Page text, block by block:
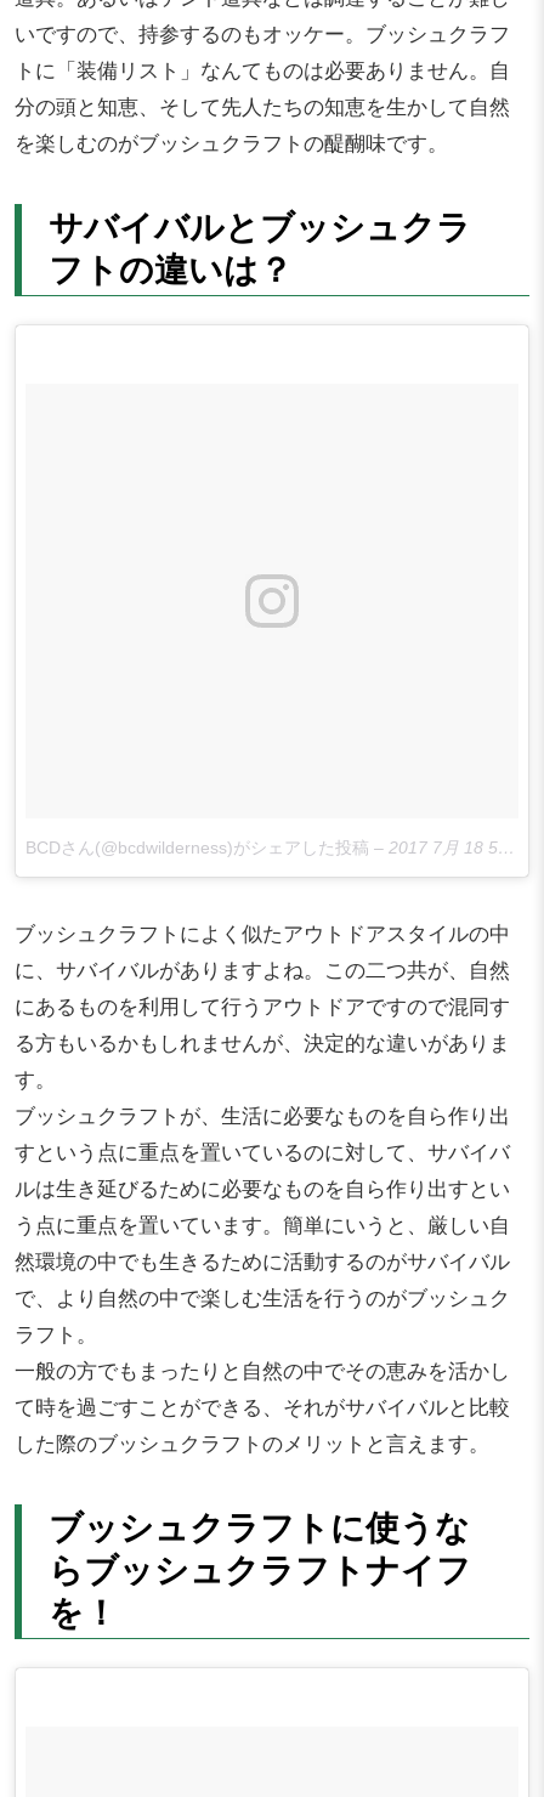
いですので、持参するのもオッケー。ブッシュクラフ
トに「装備リスト」なんてものは必要ありません。自
分の頭と知恵、そして先人たちの知恵を生かして自然
を楽しむのがブッシュクラフトの醍醐味です。
サバイバルとブッシュクラ
フトの違いは？
BCDさん(@bcdwilderness)がシェアした投稿 – 2017 7月 18 5:51午前 PDT
ブッシュクラフトによく似たアウトドアスタイルの中
に、サバイバルがありますよね。この二つ共が、自然
にあるものを利用して行うアウトドアですので混同す
る方もいるかもしれませんが、決定的な違いがありま
す。
ブッシュクラフトが、生活に必要なものを自ら作り出
すという点に重点を置いているのに対して、サバイバ
ルは生き延びるために必要なものを自ら作り出すとい
う点に重点を置いています。簡単にいうと、厳しい自
然環境の中でも生きるために活動するのがサバイバル
で、より自然の中で楽しむ生活を行うのがブッシュク
ラフト。
一般の方でもまったりと自然の中でその恵みを活かし
て時を過ごすことができる、それがサバイバルと比較
した際のブッシュクラフトのメリットと言えます。
ブッシュクラフトに使うな
らブッシュクラフトナイフ
を！